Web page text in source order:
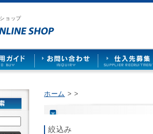
ョップ
ホーム > >
絞込み